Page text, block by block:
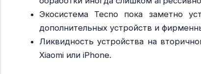
Экосистема Tecno пока заметно
дополнительных устройств и
Ликвидность устройства на
Xiaomi или iPhone.